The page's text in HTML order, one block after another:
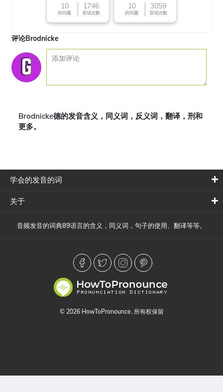
10
的问题
1746
尝试次数
10
的问题
3059
尝试次数
评论Brodnicke
Brodnicke德的发音含义，同义词，反义词，翻译，刑和
更多。
学会的发音的词
关于
音频发音的词典89语言的含义，同义词，句子的使用、翻译等等。
© 2026 HowToPronounce. 所有权保留